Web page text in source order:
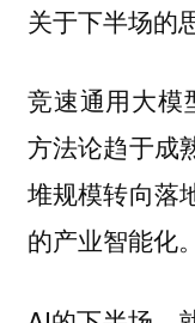
关于下半场的
竞速通用大模
方法论趋于成
堆规模转向落
的产业智能化。